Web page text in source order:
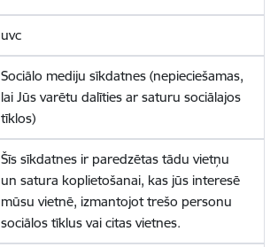
uvc
Sociālo mediju sīkdatnes (nepieciešamas,
lai Jūs varētu dalīties ar saturu sociālajos
tīklos)
Šīs sīkdatnes ir paredzētas tādu vietņu
un satura koplietošanai, kas jūs interesē
mūsu vietnē, izmantojot trešo personu
sociālos tīklus vai citas vietnes.